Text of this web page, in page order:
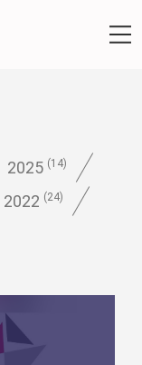
2025 (14)
2022 (24)